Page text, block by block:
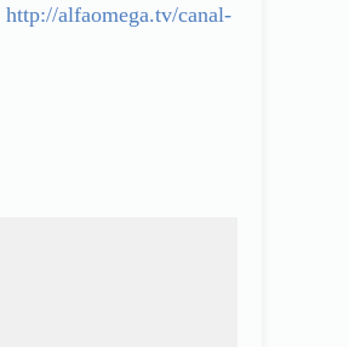
http://alfaomega.tv/canal-